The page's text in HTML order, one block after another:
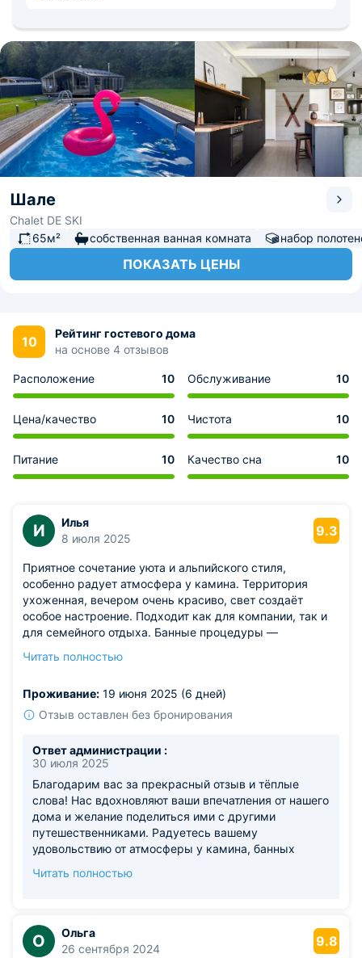
не оставят вас равнодушными. Расстояние до
аэропорта «Шереметьево» - 37,3 км, расстояние до
железнодорожной станции «Дмитров» - 14 км.
Шале
Chalet DE SKI
65м²
собственная ванная комната набор
ПОКАЗАТЬ ЦЕНЫ
10
Рейтинг гостевого дома
на основе 4 отзывов
Расположение 10 Обслуживание 10
Цена/качество 10 Чистота 10
Питание 10 Качество сна 10
И
Илья
8 июля 2025
9.3
Приятное сочетание уюта и альпийского стиля,
особенно радует атмосфера у камина. Территория
ухоженная, вечером очень красиво, свет создаёт
особое настроение. Подходит как для компании, так и
для семейного отдыха. Банные процедуры —
просторно, и в то же время по-домашнему тепло. До
приятным бонусом. Всё сделано со вкусом и заботой о
гостях.
справляется не идеально.
Читать полностью
Проживание: 19 июня 2025 (6 дней)
Отзыв оставлен без бронирования
Ответ администрации :
30 июля 2025
Благодарим вас за прекрасный отзыв и тёплые
слова! Нас вдохновляют ваши впечатления от нашего
дома и желание поделиться ими с другими
путешественниками. Радуетесь вашему
удовольствию от атмосферы у камина, банных
пространство подходит и для больших компаний, и
отдыху. Насчёт вашей рекомендации по вытяжке —
примем её к сведению и обязательно улучшим этот
Читать полностью
О
Ольга
26 сентября 2024
9.8